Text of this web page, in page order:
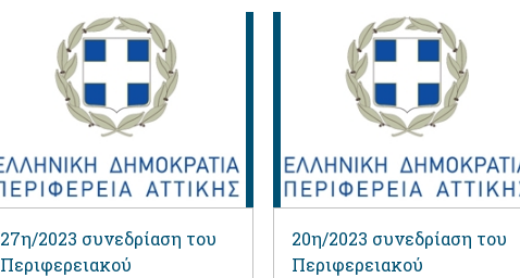
27η/2023 συνεδρίαση του
Περιφερειακού
20η/2023 συνεδρίαση του
Περιφερειακού